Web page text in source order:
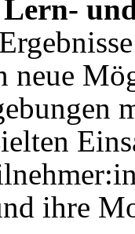
neue
ihre